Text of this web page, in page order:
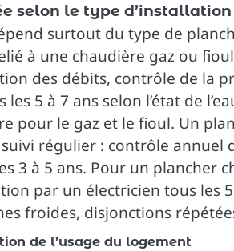
selon le type d’installation
surtout du type de
à une chaudière gaz ou
des débits, contrôle de la
5 à 7 ans selon l’état de
pour le gaz et le fioul. Un
régulier : contrôle annuel
3 à 5 ans. Pour un plancher
par un électricien tous les
froides, disjonctions
de l’usage du logement